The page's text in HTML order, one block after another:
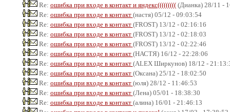
Re: ошибка при входе в контакт и яндекс((((((((((Дианка) 28/11 -
Re: ошибка при входе в контакт (настя) 05/12 - 09:03:54
Re: ошибка при входе в контакт (FROST) 13/12 - 02:16:16
Re: ошибка при входе в контакт (FROST) 13/12 - 02:18:03
Re: ошибка при входе в контакт (FROST) 13/12 - 02:22:46
Re: ошибка при входе в контакт (НАСТЯ) 16/12 - 22:28:06
Re: ошибка при входе в контакт (ALEX Ширкунов) 18/12 -
Re: ошибка при входе в контакт (Оксана) 25/12 - 18:02:50
Re: ошибка при входе в контакт (юля) 28/12 - 11:46:53
Re: ошибка при входе в контакт (Лена) 05/01 - 18:38:30
Re: ошибка при входе в контакт (алина) 16/01 - 21:46:13